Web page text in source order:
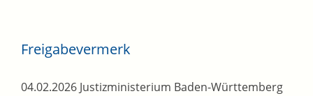
Freigabevermerk
04.02.2026 Justizministerium Baden-Württemberg